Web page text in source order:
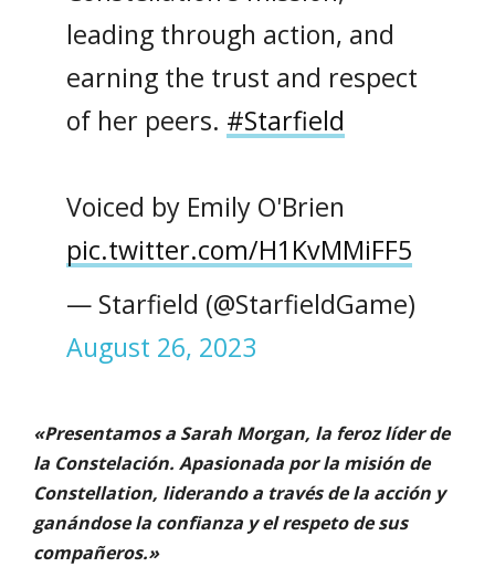
leading through action, and
earning the trust and respect
of her peers. #Starfield
Voiced by Emily O'Brien
pic.twitter.com/H1KvMMiFF5
— Starfield (@StarfieldGame)
August 26, 2023
«Presentamos a Sarah Morgan, la feroz líder de
la Constelación. Apasionada por la misión de
Constellation, liderando a través de la acción y
ganándose la confianza y el respeto de sus
compañeros.»